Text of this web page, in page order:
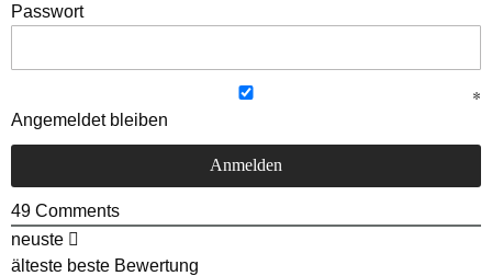
Passwort
Angemeldet bleiben
49 Comments
neuste
älteste beste Bewertung